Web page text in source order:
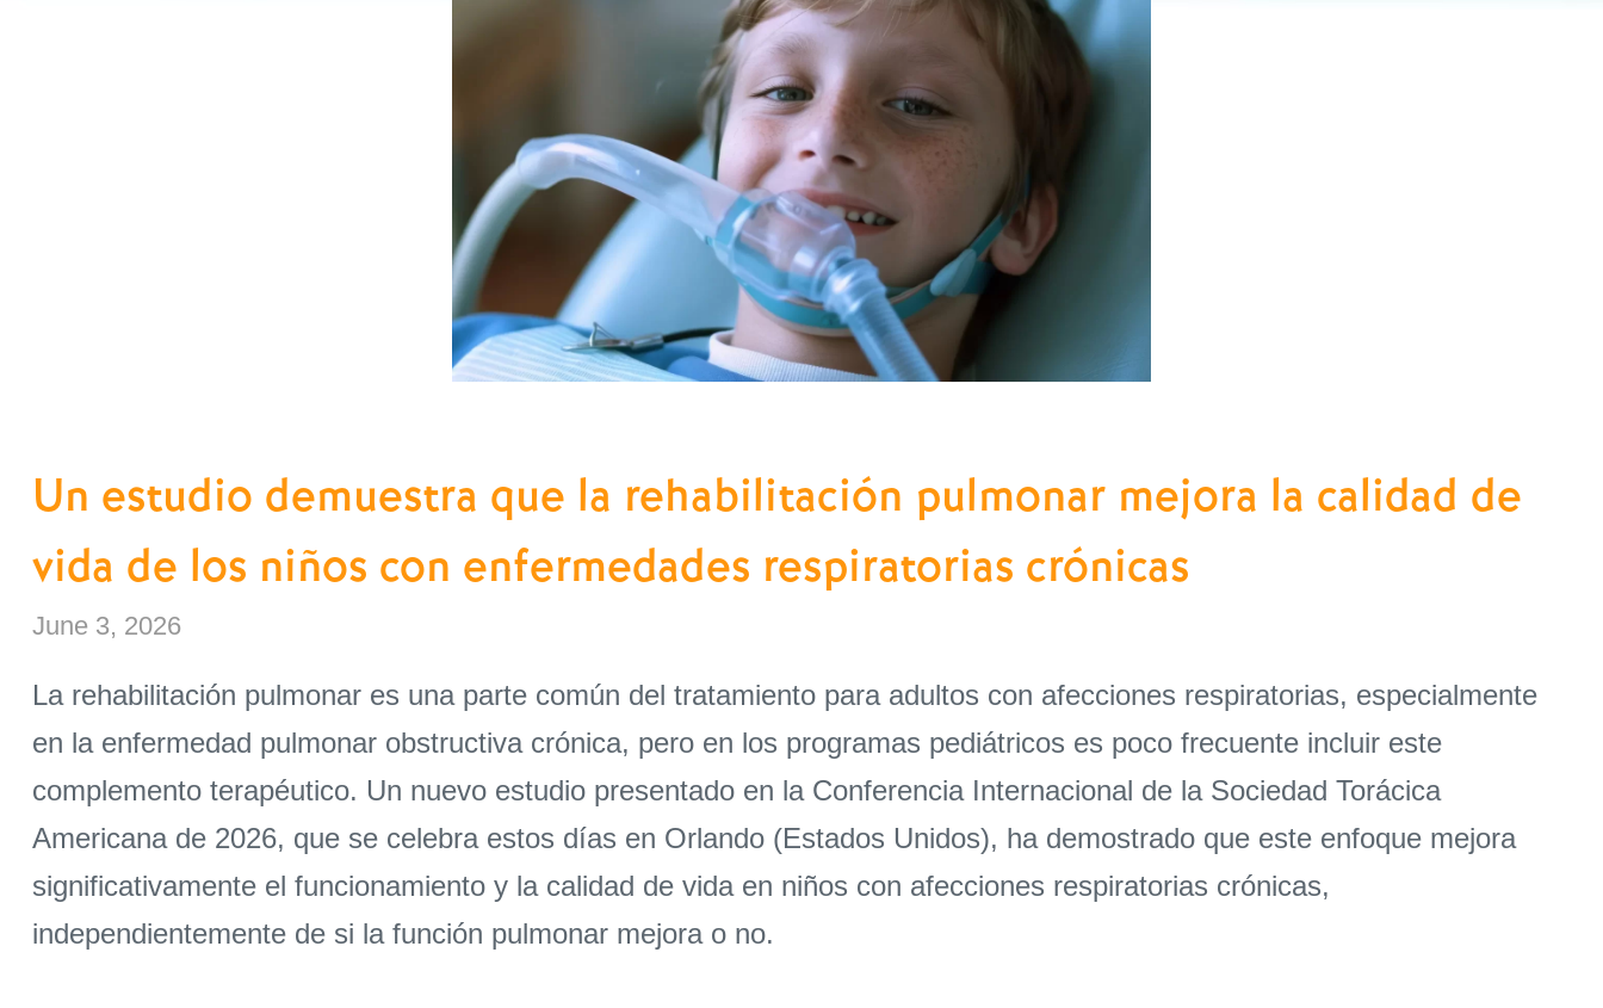
Un estudio demuestra que la rehabilitación pulmonar mejora la calidad de
vida de los niños con enfermedades respiratorias crónicas
June 3, 2026
La rehabilitación pulmonar es una parte común del tratamiento para adultos con afecciones respiratorias, especialmente
en la enfermedad pulmonar obstructiva crónica, pero en los programas pediátricos es poco frecuente incluir este
complemento terapéutico. Un nuevo estudio presentado en la Conferencia Internacional de la Sociedad Torácica
Americana de 2026, que se celebra estos días en Orlando (Estados Unidos), ha demostrado que este enfoque mejora
significativamente el funcionamiento y la calidad de vida en niños con afecciones respiratorias crónicas,
independientemente de si la función pulmonar mejora o no.